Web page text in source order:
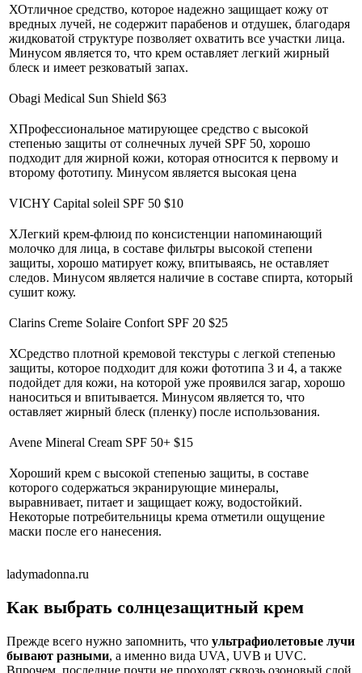
ХОтличное средство, которое надежно защищает кожу от
вредных лучей, не содержит парабенов и отдушек, благодаря
жидковатой структуре позволяет охватить все участки лица.
Минусом является то, что крем оставляет легкий жирный
блеск и имеет резковатый запах.
Obagi Medical Sun Shield $63
ХПрофессиональное матирующее средство с высокой
степенью защиты от солнечных лучей SPF 50, хорошо
подходит для жирной кожи, которая относится к первому и
второму фототипу. Минусом является высокая цена
VICHY Capital soleil SPF 50 $10
ХЛегкий крем-флюид по консистенции напоминающий
молочко для лица, в составе фильтры высокой степени
защиты, хорошо матирует кожу, впитываясь, не оставляет
следов. Минусом является наличие в составе спирта, который
сушит кожу.
Clarins Creme Solaire Confort SPF 20 $25
ХСредство плотной кремовой текстуры с легкой степенью
защиты, которое подходит для кожи фототипа 3 и 4, а также
подойдет для кожи, на которой уже проявился загар, хорошо
наноситься и впитывается. Минусом является то, что
оставляет жирный блеск (пленку) после использования.
Avene Mineral Cream SPF 50+ $15
Хороший крем с высокой степенью защиты, в составе
которого содержаться экранирующие минералы,
выравнивает, питает и защищает кожу, водостойкий.
Некоторые потребительницы крема отметили ощущение
маски после его нанесения.
ladymadonna.ru
Как выбрать солнцезащитный крем
Прежде всего нужно запомнить, что ультрафиолетовые лучи
бывают разными, а именно вида UVA, UVB и UVC.
Впрочем, последние почти не проходят сквозь озоновый слой,